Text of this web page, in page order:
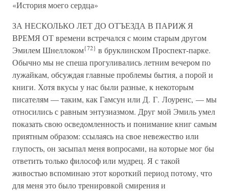
«История моего сердца»
ЗА НЕСКОЛЬКО ЛЕТ ДО ОТЪЕЗДА В ПАРИЖ Я
ВРЕМЯ ОТ времени встречался с моим старым другом
Эмилем Шнеллоком{72} в бруклинском Проспект-парке.
Обычно мы не спеша прогуливались летним вечером по
лужайкам, обсуждая главные проблемы бытия, а порой и
книги. Хотя вкусы у нас были разные, к некоторым
писателям — таким, как Гамсун или Д. Г. Лоуренс, — мы
относились с равным энтузиазмом. Друг мой Эмиль умел
показать свою осведомленность и понимание книг самым
приятным образом: ссылаясь на свое невежество или
глупость, он засыпал меня вопросами, на которые мог бы
ответить только философ или мудрец. Я с такой
живостью вспоминаю этот короткий период потому, что
для меня это было тренировкой смирения и